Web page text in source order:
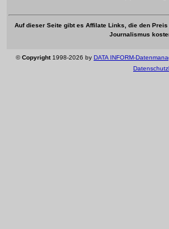
Auf dieser Seite gibt es Affilate Links, die den
Journalismus
©Copyright1998-2026 by DATA INFORM-